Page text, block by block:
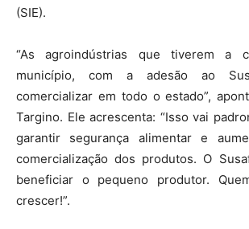
(SIE).
“As agroindústrias que tiverem a
município, com a adesão ao
comercializar em todo o estado”,
Targino. Ele acrescenta: “Isso vai
garantir segurança alimentar e
comercialização dos produtos. O
beneficiar o pequeno produtor.
crescer!”.